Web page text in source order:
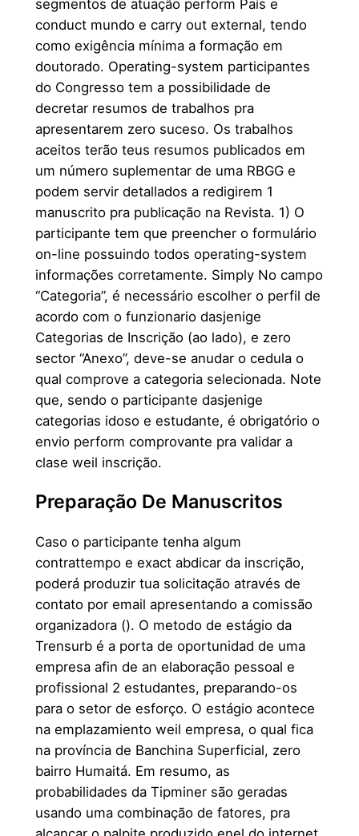
segmentos de atuação perform País e
conduct mundo e carry out external, tendo
como exigência mínima a formação em
doutorado. Operating-system participantes
do Congresso tem a possibilidade de
decretar resumos de trabalhos pra
apresentarem zero suceso. Os trabalhos
aceitos terão teus resumos publicados em
um número suplementar de uma RBGG e
podem servir detallados a redigirem 1
manuscrito pra publicação na Revista. 1) O
participante tem que preencher o formulário
on-line possuindo todos operating-system
informações corretamente. Simply No campo
“Categoria”, é necessário escolher o perfil de
acordo com o funzionario dasjenige
Categorias de Inscrição (ao lado), e zero
sector “Anexo”, deve-se anudar o cedula o
qual comprove a categoria selecionada. Note
que, sendo o participante dasjenige
categorias idoso e estudante, é obrigatório o
envio perform comprovante pra validar a
clase weil inscrição.
Preparação De Manuscritos
Caso o participante tenha algum
contrattempo e exact abdicar da inscrição,
poderá produzir tua solicitação através de
contato por email apresentando a comissão
organizadora (). O metodo de estágio da
Trensurb é a porta de oportunidad de uma
empresa afin de an elaboração pessoal e
profissional 2 estudantes, preparando-os
para o setor de esforço. O estágio acontece
na emplazamiento weil empresa, o qual fica
na província de Banchina Superficial, zero
bairro Humaitá. Em resumo, as
probabilidades da Tipminer são geradas
usando uma combinação de fatores, pra